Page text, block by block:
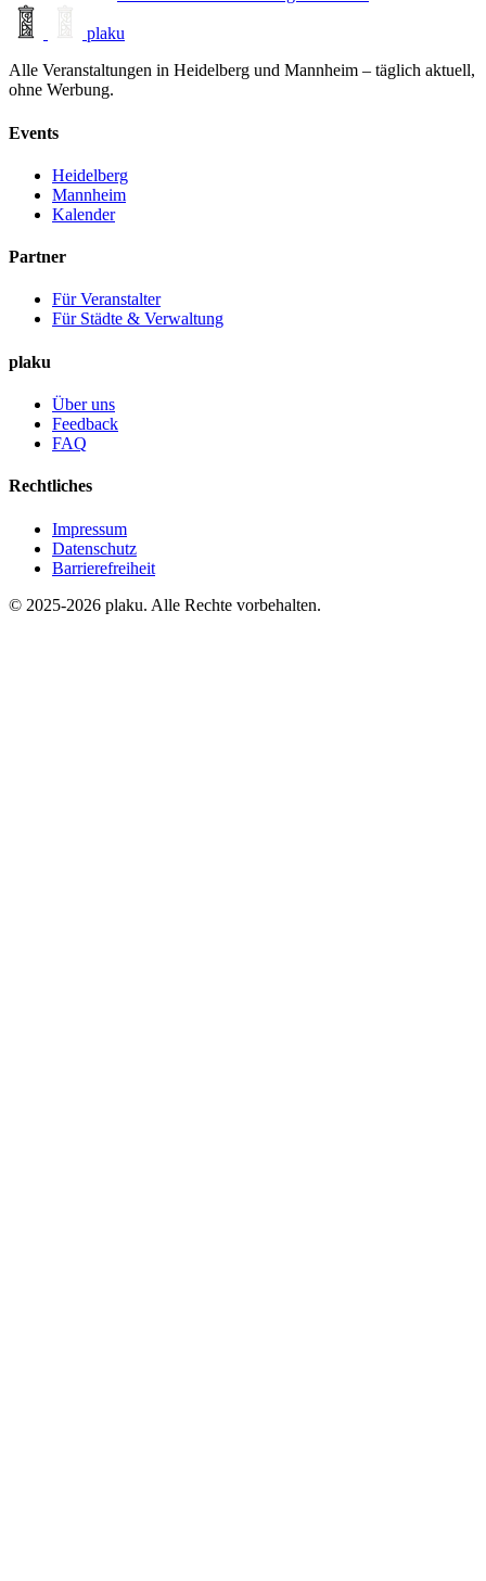
plaku
Alle Veranstaltungen in Heidelberg und Mannheim – täglich aktuell,
ohne Werbung.
Events
Heidelberg
Mannheim
Kalender
Partner
Für Veranstalter
Für Städte & Verwaltung
plaku
Über uns
Feedback
FAQ
Rechtliches
Impressum
Datenschutz
Barrierefreiheit
© 2025-2026 plaku. Alle Rechte vorbehalten.